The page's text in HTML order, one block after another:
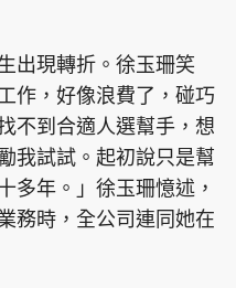
出現轉折。徐玉珊笑
作，好像浪費了，碰巧
不到合適人選幫手，想
我試試。起初說只是幫
多年。」徐玉珊憶述，
務時，全公司連同她在